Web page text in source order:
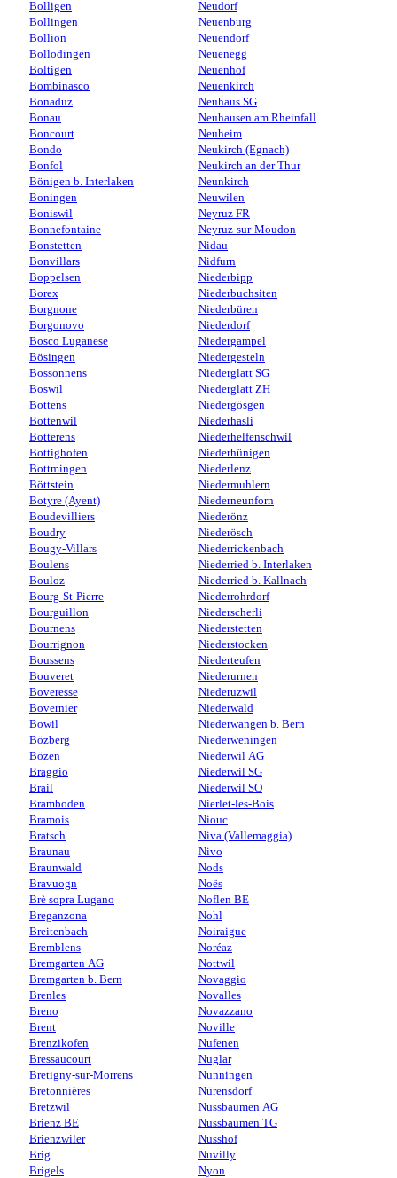
Bolligen
Bollingen
Bollion
Bollodingen
Boltigen
Bombinasco
Bonaduz
Bonau
Boncourt
Bondo
Bonfol
Bönigen b. Interlaken
Boningen
Boniswil
Bonnefontaine
Bonstetten
Bonvillars
Boppelsen
Borex
Borgnone
Borgonovo
Bosco Luganese
Bösingen
Bossonnens
Boswil
Bottens
Bottenwil
Botterens
Bottighofen
Bottmingen
Böttstein
Botyre (Ayent)
Boudevilliers
Boudry
Bougy-Villars
Boulens
Bouloz
Bourg-St-Pierre
Bourguillon
Bournens
Bourrignon
Boussens
Bouveret
Boveresse
Bovernier
Bowil
Bözberg
Bözen
Braggio
Brail
Bramboden
Bramois
Bratsch
Braunau
Braunwald
Bravuogn
Brè sopra Lugano
Breganzona
Breitenbach
Bremblens
Bremgarten AG
Bremgarten b. Bern
Brenles
Breno
Brent
Brenzikofen
Bressaucourt
Bretigny-sur-Morrens
Bretonnières
Bretzwil
Brienz BE
Brienzwiler
Brig
Brigels
Neudorf
Neuenburg
Neuendorf
Neuenegg
Neuenhof
Neuenkirch
Neuhaus SG
Neuhausen am Rheinfall
Neuheim
Neukirch (Egnach)
Neukirch an der Thur
Neunkirch
Neuwilen
Neyruz FR
Neyruz-sur-Moudon
Nidau
Nidfurn
Niederbipp
Niederbuchsiten
Niederbüren
Niederdorf
Niedergampel
Niedergesteln
Niederglatt SG
Niederglatt ZH
Niedergösgen
Niederhasli
Niederhelfenschwil
Niederhünigen
Niederlenz
Niedermuhlern
Niederneunforn
Niederönz
Niederösch
Niederrickenbach
Niederried b. Interlaken
Niederried b. Kallnach
Niederrohrdorf
Niederscherli
Niederstetten
Niederstocken
Niederteufen
Niederurnen
Niederuzwil
Niederwald
Niederwangen b. Bern
Niederweningen
Niederwil AG
Niederwil SG
Niederwil SO
Nierlet-les-Bois
Niouc
Niva (Vallemaggia)
Nivo
Nods
Noës
Noflen BE
Nohl
Noiraigue
Noréaz
Nottwil
Novaggio
Novalles
Novazzano
Noville
Nufenen
Nuglar
Nunningen
Nürensdorf
Nussbaumen AG
Nussbaumen TG
Nusshof
Nuvilly
Nyon